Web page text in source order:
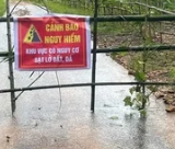
học
gây thương vong